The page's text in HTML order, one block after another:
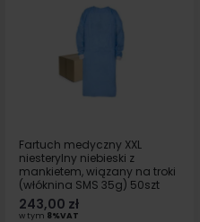
Fartuch medyczny XXL
niesterylny niebieski z
mankietem, wiązany na troki
(włóknina SMS 35g) 50szt
243,00 zł
w tym 8%VAT